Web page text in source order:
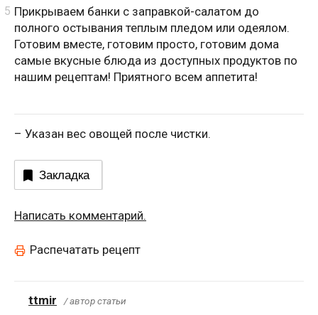
Прикрываем банки с заправкой-салатом до
полного остывания теплым пледом или одеялом.
Готовим вместе, готовим просто, готовим дома
самые вкусные блюда из доступных продуктов по
нашим рецептам! Приятного всем аппетита!
– Указан вес овощей после чистки.
Закладка
Написать комментарий.
Распечатать рецепт
ttmir / автор статьи